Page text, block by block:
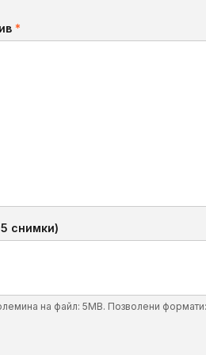
*
снимки)
на файл: 5MB. Позволени формати: